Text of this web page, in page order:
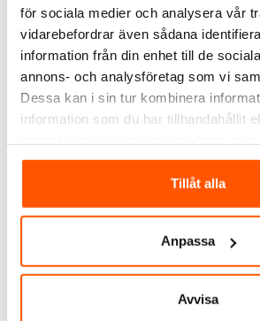
för sociala medier och analysera vår
vidarebefordrar även sådana
information från din enhet till de
annons- och analysföretag som vi
Dessa kan i sin tur kombinera
information som du har tillhandahållit
Tillåt alla
Anpassa
Avvisa
Shelly BLU TRV 2-pack +
1 x BLU Gateway Gen3
Shelly
1 199,00 kr
Shelly
1 x BLU
Shelly
1 795,00
ALTERNATIVA PRODUKTER